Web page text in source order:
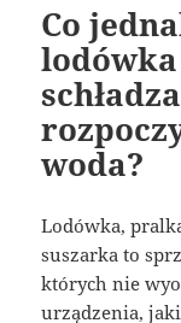
Co
woda?
Lodówka,
suszarka to
których nie
urządzenia,